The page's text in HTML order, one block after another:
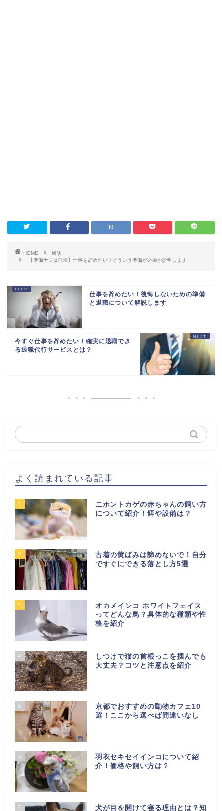
HOME
研修
【準備ナシは危険】仕事を辞めたい！どういう準備が必要か説明します
仕事を辞めたい！後悔しないための準備
と退職について解説します
今すぐ仕事を辞めたい！確実に退職でき
る退職代行サービスとは？
よく読まれている記事
1
ニホントカゲの赤ちゃんの飼い方
について紹介！餌や設備は？
2
古着の黄ばみは諦めないで！自分
ですぐにできる落とし方5選
3
オカメインコ ホワイトフェイス
ってどんな鳥？具体的な種類や性
格を紹介
4
しつけで猫の首根っこを掴んでも
大丈夫？コツと注意点を紹介
5
京都でおすすめの動物カフェ10
選！ここから選べば間違いなし
6
羽衣セキセイインコについて紹
介！価格や飼い方は？
7 犬が目を開けて寝る理由とは？知